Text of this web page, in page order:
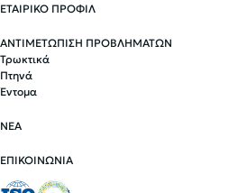
ΕΤΑΙΡΙΚΟ ΠΡΟΦΙΛ
ΑΝΤΙΜΕΤΩΠΙΣΗ ΠΡΟΒΛΗΜΑΤΩΝ
Τρωκτικά
Πτηνά
Έντομα
ΝΕΑ
ΕΠΙΚΟΙΝΩΝΙΑ